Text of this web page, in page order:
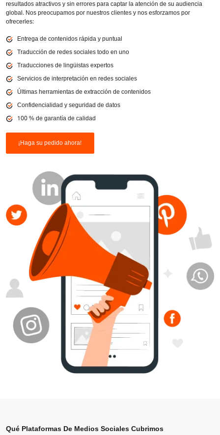
resultados atractivos y sin errores para captar la atención de su audiencia
global. Nos preocupamos por nuestros clientes y nos esforzamos por
ofrecerles:
Entrega de contenidos rápida y puntual
Traducción de redes sociales todo en uno
Traducciones de lingüistas expertos
Servicios de interpretación en redes sociales
Últimas herramientas de extracción de contenidos
Confidencialidad y seguridad de datos
100 % de garantía de calidad
¡Haga su pedido ahora!
Qué Plataformas De Medios Sociales Cubrimos